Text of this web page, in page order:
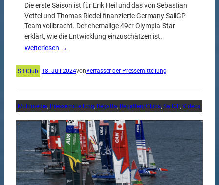
Die erste Saison ist für Erik Heil und das von Sebastian
Vettel und Thomas Riedel finanzierte Germany SailGP
Team vollbracht. Der ehemalige 49er Olympia-Star
erklärt, wie die Entwicklung einzuschätzen ist.
Weiterlesen →
SR Club 18. Juli 2024vonVerfasser der Pressemitteilung
Multimedia, Pressemitteilung, Regatta, Regatten/Clubs, SailGP, Videos